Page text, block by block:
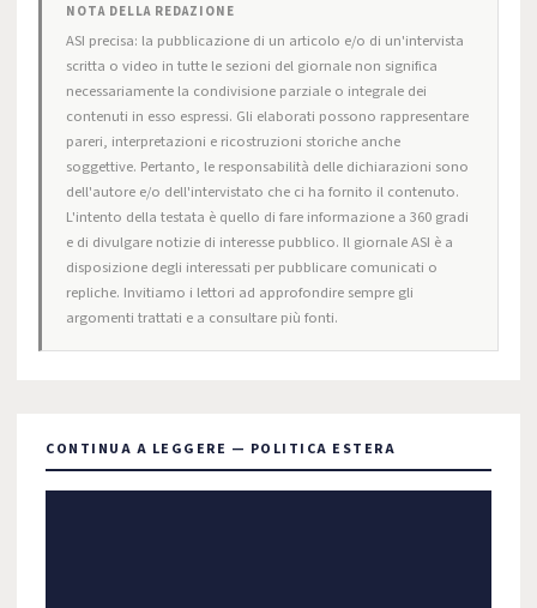
NOTA DELLA REDAZIONE
ASI precisa: la pubblicazione di un articolo e/o di un'intervista
scritta o video in tutte le sezioni del giornale non significa
necessariamente la condivisione parziale o integrale dei
contenuti in esso espressi. Gli elaborati possono rappresentare
pareri, interpretazioni e ricostruzioni storiche anche
soggettive. Pertanto, le responsabilità delle dichiarazioni sono
dell'autore e/o dell'intervistato che ci ha fornito il contenuto.
L'intento della testata è quello di fare informazione a 360 gradi
e di divulgare notizie di interesse pubblico. Il giornale ASI è a
disposizione degli interessati per pubblicare comunicati o
repliche. Invitiamo i lettori ad approfondire sempre gli
argomenti trattati e a consultare più fonti.
CONTINUA A LEGGERE — POLITICA ESTERA